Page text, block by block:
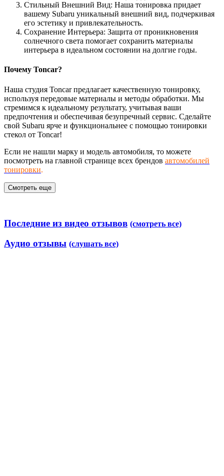
Стильный Внешний Вид: Наша тонировка придает
вашему Subaru уникальный внешний вид, подчеркивая
его эстетику и привлекательность.
Сохранение Интерьера: Защита от проникновения
солнечного света помогает сохранить материалы
интерьера в идеальном состоянии на долгие годы.
Почему Toncar?
Наша студия Toncar предлагает качественную тонировку,
используя передовые материалы и методы обработки. Мы
стремимся к идеальному результату, учитывая ваши
предпочтения и обеспечивая безупречный сервис. Сделайте
свой Subaru ярче и функциональнее с помощью тонировки
стекол от Toncar!
Если не нашли марку и модель автомобиля, то можете
посмотреть на главной странице всех брендов автомобилей
тонировки.
Смотреть еще
Последние из видео отзывов (смотреть все)
Аудио отзывы (слушать все)